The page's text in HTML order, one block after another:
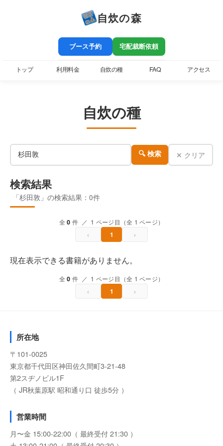
自炊の森
ブース予約 宅配裁断依頼
トップ 利用料金 自炊の種 FAQ アクセス
自炊の種
🔍 検索 ✕ クリア
検索結果
「杉田敦」の検索結果：0件
全0 件 ／ 1 ページ目（全 1 ページ）
‹ 1 ›
現在表示できる書籍がありません。
全0 件 ／ 1 ページ目（全 1 ページ）
‹ 1 ›
所在地
〒101-0025
東京都千代田区神田佐久間町3-21-48
第2スヂノビル1F
（ JR秋葉原駅 昭和通り口 徒歩5分 ）
営業時間
月〜金 15:00-22:00（ 最終受付 21:30 ）